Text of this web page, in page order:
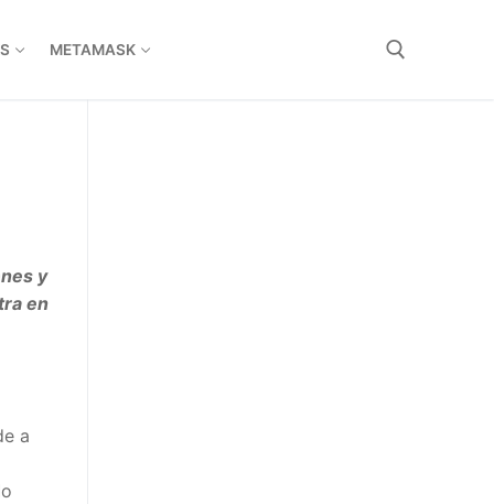
METAMASK
y
en
a